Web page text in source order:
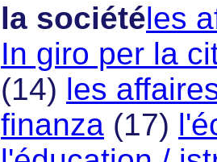
la sociétéles
In giro per la
(14) les
finanza (17)